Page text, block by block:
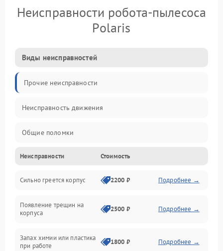
Неисправности робота-пылесоса
Polaris
Виды неисправностей
Прочие неисправности
Неисправность движения
Общие поломки
Неисправность датчиков
Неисправность программного обеспечения
Проблемы с сигналом
Неисправности Стоимость
Сильно греется корпус 2200 ₽ Подробнее →
Появление трещин на
корпуса
2500 ₽ Подробнее →
Запах химии или пластика
при работе
1800 ₽ Подробнее →